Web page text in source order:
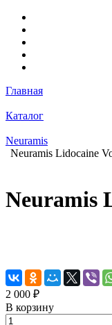
Главная
Каталог
Neuramis
Neuramis Lidocaine
Neuramis
2 000 ₽
В корзину